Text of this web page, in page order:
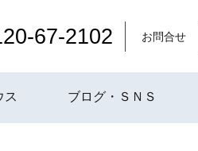
67-2102 お問合せ
ス ブログ・ＳＮＳ